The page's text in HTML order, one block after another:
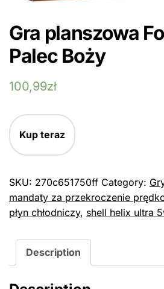
Gra planszowa
Palec Boży
100,99zł
Kup teraz
SKU: 270c651750ff Category:
mandaty za przekroczenie
płyn chłodniczy, shell helix ultra
Description